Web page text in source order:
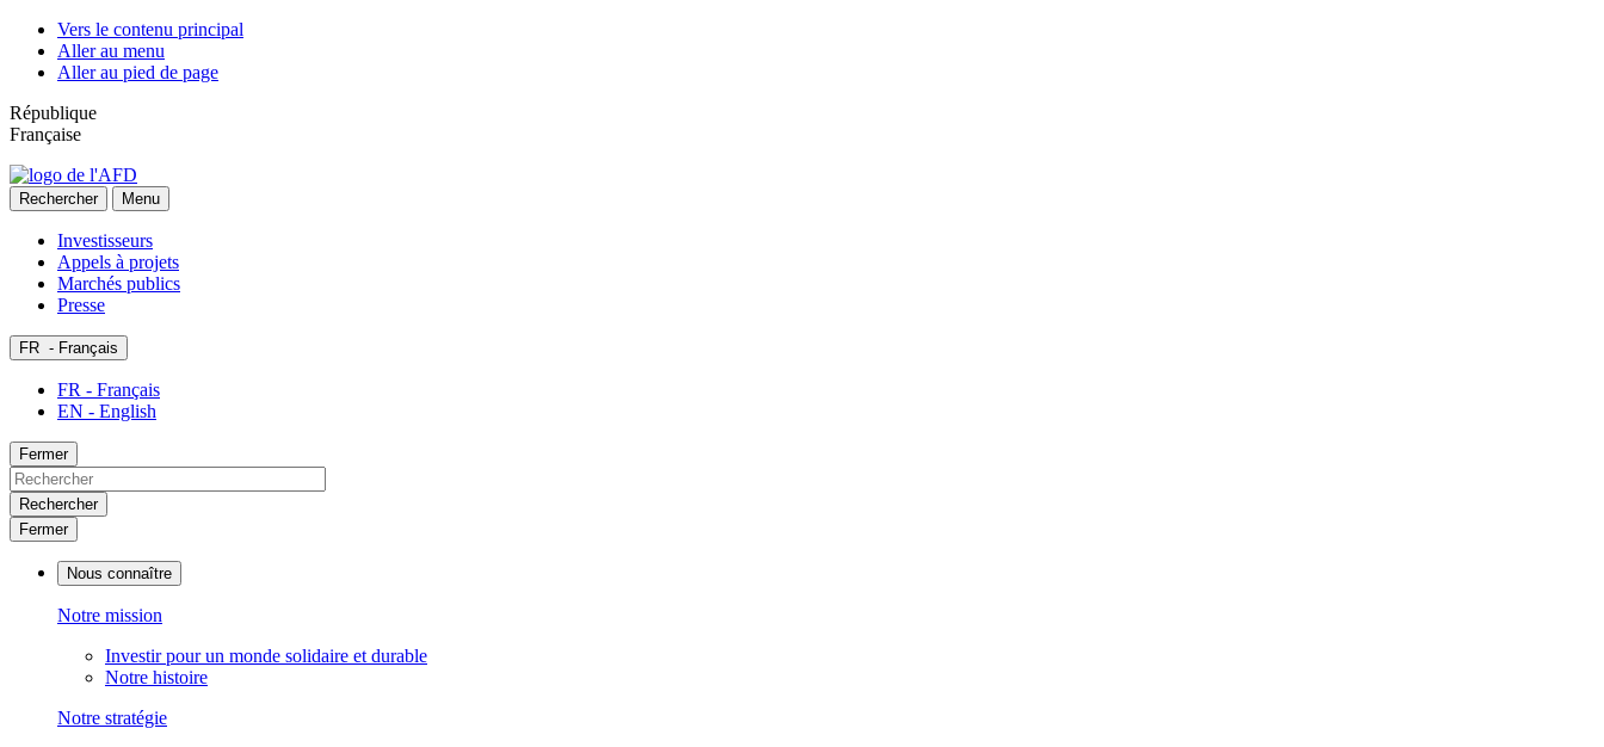
Vers le contenu principal
Aller au menu
Aller au pied de page
République
Française
Rechercher Menu
Investisseurs
Appels à projets
Marchés publics
Presse
FR - Français
FR - Français
EN - English
Fermer
Rechercher
Fermer
Nous connaître
Notre mission
Investir pour un monde solidaire et durable
Notre histoire
Notre stratégie